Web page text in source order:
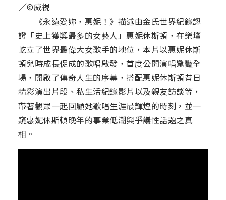
／©威視
《永遠愛妳，惠妮！》描述由金氏世界紀錄認
證「史上獲獎最多的女藝人」惠妮休斯頓，在樂壇
屹立了世界最偉大女歌手的地位，本片以惠妮休斯
頓兒時成長促成的歌唱啟發，首度公開演唱驚豔全
場，開啟了傳奇人生的序幕，搭配惠妮休斯頓昔日
精彩演出片段、私生活紀錄影片以及親友訪談等，
帶著觀眾一起回顧她歌唱生涯最輝煌的時刻，並一
窺惠妮休斯頓晚年的事業低潮與爭議性話題之真
相。